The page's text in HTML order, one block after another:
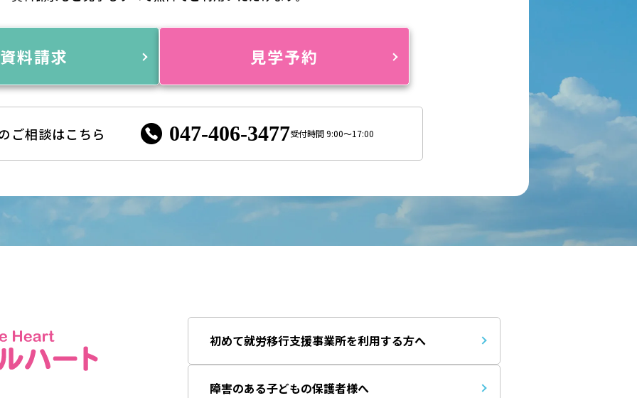
資料請求 見学予約
ご相談はこちら 047-406-3477受付時間 9:00～17:00
初めて就労移行支援事業所を利用する方へ
障害のある子どもの保護者様へ